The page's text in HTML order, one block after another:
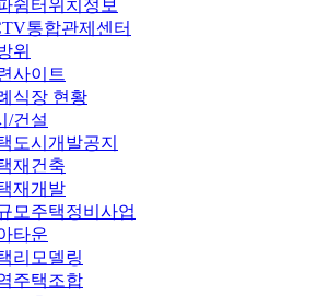
쉼터위치정보
통합관제센터
위
사이트
식장 현황
/건설
도시개발공지
재건축
재개발
모주택정비사업
타운
리모델링
주택조합